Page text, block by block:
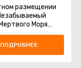
размещении
Моря
ПОДРОБНЕЕ